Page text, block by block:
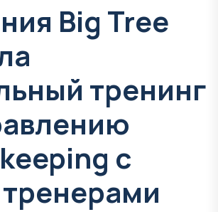
Big Tree
тренинг
с